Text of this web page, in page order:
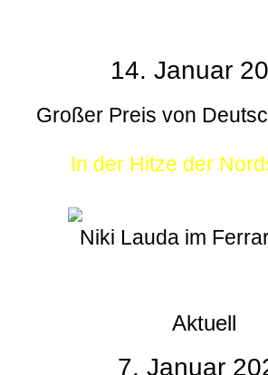
14. Januar
Großer Preis von
In der Hitze der
Niki Lauda im
Aktuell
7. Januar